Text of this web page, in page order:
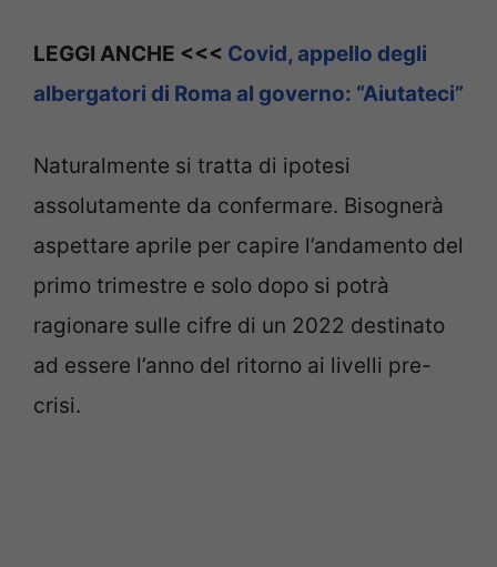
LEGGI ANCHE <<< Covid, appello degli
albergatori di Roma al governo: “Aiutateci”
Naturalmente si tratta di ipotesi
assolutamente da confermare. Bisognerà
aspettare aprile per capire l’andamento del
primo trimestre e solo dopo si potrà
ragionare sulle cifre di un 2022 destinato
ad essere l’anno del ritorno ai livelli pre-
crisi.